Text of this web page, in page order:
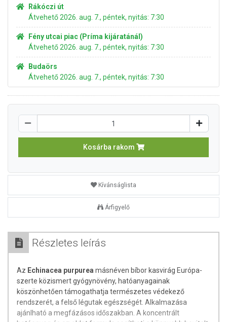
Rákóczi út
Átvehető 2026. aug. 7., péntek, nyitás: 7:30
Fény utcai piac (Príma kijáratánál)
Átvehető 2026. aug. 7., péntek, nyitás: 7:30
Budaörs
Átvehető 2026. aug. 7., péntek, nyitás: 7:30
Kosárba rakom
Kívánságlista
Árfigyelő
Részletes leírás
Az Echinacea purpurea másnéven bíbor kasvirág Európa-
szerte közismert gyógynövény, hatóanyagainak
köszönhetően támogathatja természetes védekező
rendszerét, a felső légutak egészségét. Alkalmazása
ajánlható a megfázásos időszakban. A koncentrált